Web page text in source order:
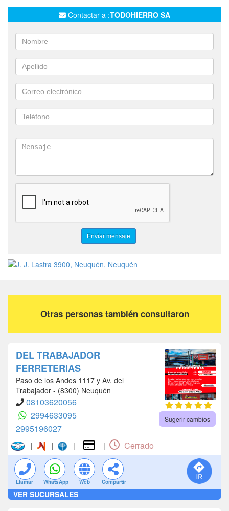
Contactar a :TODOHIERRO SA
Otras personas también consultaron
DEL TRABAJADOR
FERRETERIAS
Paso de los Andes 1117 y Av. del
Trabajador - (8300) Neuquén
08103620056
2994633095
2995196027
Sugerir cambios
| | | | Cerrado
Llamar WhatsApp Web Compartir
VER SUCURSALES